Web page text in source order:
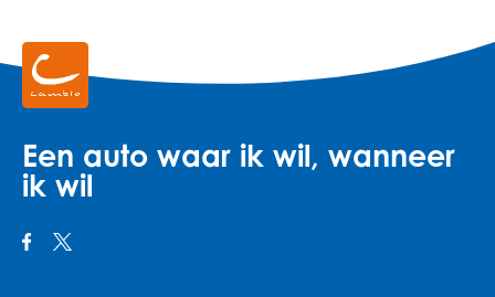
Een auto waar ik wil, wanneer
ik wil